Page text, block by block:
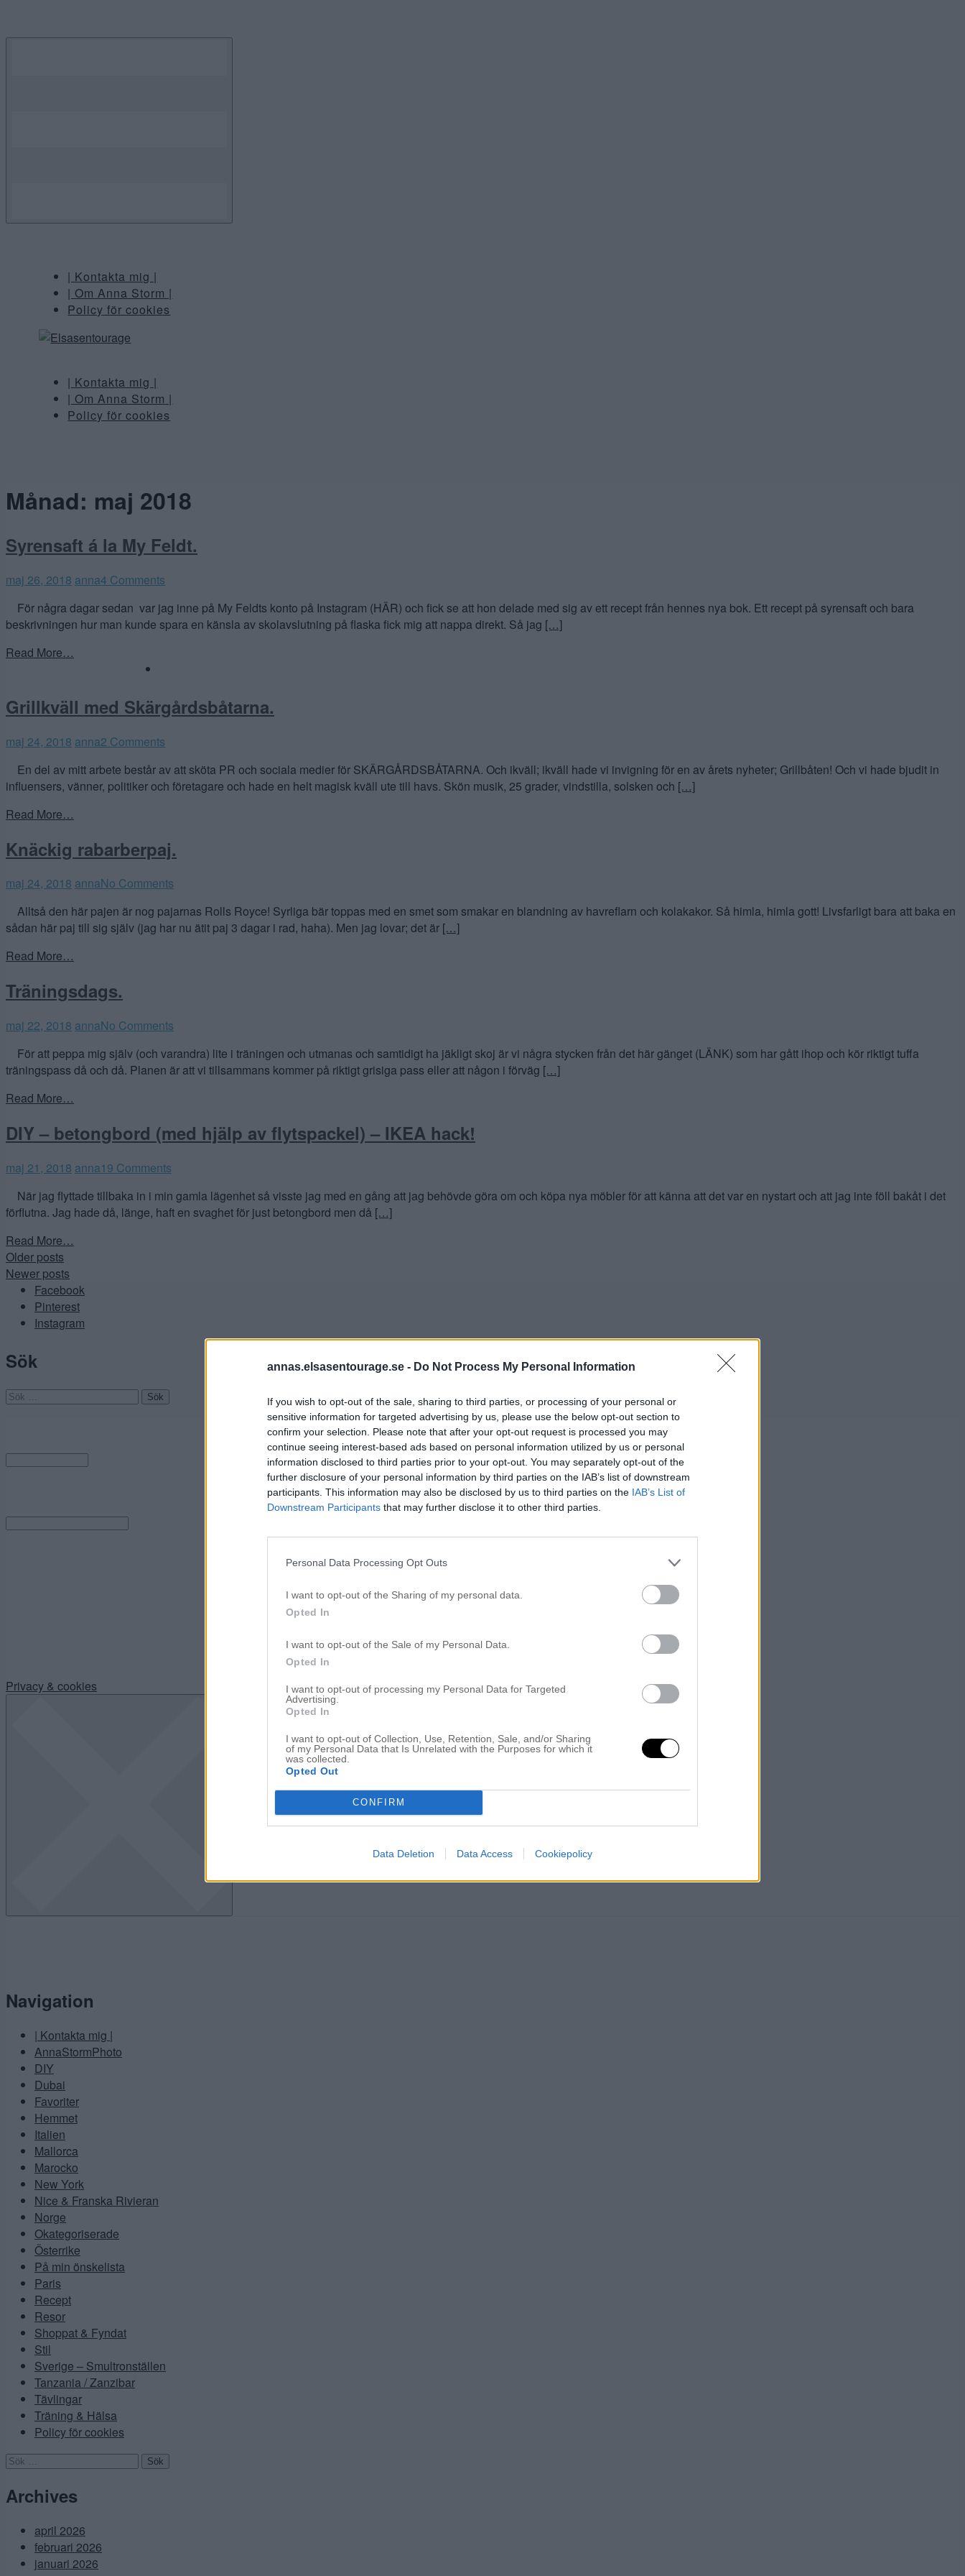
annas.elsasentourage.se - Do Not Process My Personal Information
If you wish to opt-out of the sale, sharing to third parties, or processing of your personal or
sensitive information for targeted advertising by us, please use the below opt-out section to
confirm your selection. Please note that after your opt-out request is processed you may
continue seeing interest-based ads based on personal information utilized by us or personal
information disclosed to third parties prior to your opt-out. You may separately opt-out of the
further disclosure of your personal information by third parties on the IAB’s list of downstream
participants. This information may also be disclosed by us to third parties on the IAB’s List of
Downstream Participants that may further disclose it to other third parties.
Personal Data Processing Opt Outs
I want to opt-out of the Sharing of my personal data.
Opted In
I want to opt-out of the Sale of my Personal Data.
Opted In
I want to opt-out of processing my Personal Data for Targeted
Advertising.
Opted In
I want to opt-out of Collection, Use, Retention, Sale, and/or Sharing
of my Personal Data that Is Unrelated with the Purposes for which it
was collected.
Opted Out
CONFIRM
Data Deletion Data Access Cookiepolicy
| Kontakta mig |
| Om Anna Storm |
Policy för cookies
| Kontakta mig |
| Om Anna Storm |
Policy för cookies
Månad: maj 2018
Syrensaft á la My Feldt.
maj 26, 2018 anna4 Comments
För några dagar sedan var jag inne på My Feldts konto på Instagram (HÄR) och fick se att hon delade med sig av ett recept från hennes nya bok. Ett recept på syrensaft och bara
beskrivningen hur man kunde spara en känsla av skolavslutning på flaska fick mig att nappa direkt. Så jag […]
Read More…
Grillkväll med Skärgårdsbåtarna.
maj 24, 2018 anna2 Comments
En del av mitt arbete består av att sköta PR och sociala medier för SKÄRGÅRDSBÅTARNA. Och ikväll; ikväll hade vi invigning för en av årets nyheter; Grillbåten! Och vi hade bjudit in
influensers, vänner, politiker och företagare och hade en helt magisk kväll ute till havs. Skön musik, 25 grader, vindstilla, solsken och […]
Read More…
Knäckig rabarberpaj.
maj 24, 2018 annaNo Comments
Alltså den här pajen är nog pajarnas Rolls Royce! Syrliga bär toppas med en smet som smakar en blandning av havreflarn och kolakakor. Så himla, himla gott! Livsfarligt bara att baka en
sådan här paj till sig själv (jag har nu ätit paj 3 dagar i rad, haha). Men jag lovar; det är […]
Read More…
Träningsdags.
maj 22, 2018 annaNo Comments
För att peppa mig själv (och varandra) lite i träningen och utmanas och samtidigt ha jäkligt skoj är vi några stycken från det här gänget (LÄNK) som har gått ihop och kör riktigt tuffa
träningspass då och då. Planen är att vi tillsammans kommer på riktigt grisiga pass eller att någon i förväg […]
Read More…
DIY – betongbord (med hjälp av flytspackel) – IKEA hack!
maj 21, 2018 maj
2018
anna19 Comments
När jag flyttade tillbaka in i min gamla lägenhet så visste jag med en gång att jag behövde göra om och köpa nya möbler för att känna att det var en nystart och att jag inte föll bakåt i det
förflutna. Jag hade då, länge, haft en svaghet för just betongbord men då […]
Read More…
Posts
navigation
Older posts
Newer posts
Facebook
Pinterest
Instagram
Sök
Sök
Arkiv
Category
Privacy & cookies
Navigation
| Kontakta mig |
AnnaStormPhoto
DIY
Dubai
Favoriter
Hemmet
Italien
Mallorca
Marocko
New York
Nice & Franska Rivieran
Norge
Okategoriserade
Österrike
På min önskelista
Paris
Recept
Resor
Shoppat & Fyndat
Stil
Sverige – Smultronställen
Tanzania / Zanzibar
Tävlingar
Träning & Hälsa
Policy för cookies
Sök
Archives
april 2026
februari 2026
januari 2026